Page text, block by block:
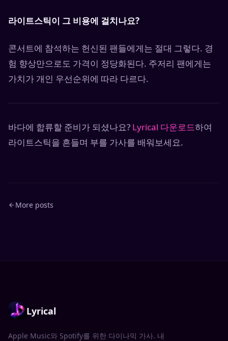
라이트스틱이 그 비용에 걸치나요?
콘서트에 참석하는 헌신된 팬들에게는 절대 그렇다. 경
험 향상만으로도 가격이 정당화된다. 주저리 팬에게는
가치가 개인 우선순위에 따라 다르다.
바다에 합류할 준비가 되셨나요? Lyrical 다운로드하여
라이트스틱을 흔들며 부를 가사를 배워보세요.
More posts
Lyrical
Apple Music와 Spotify를 위한 다이나믹 가사. 내